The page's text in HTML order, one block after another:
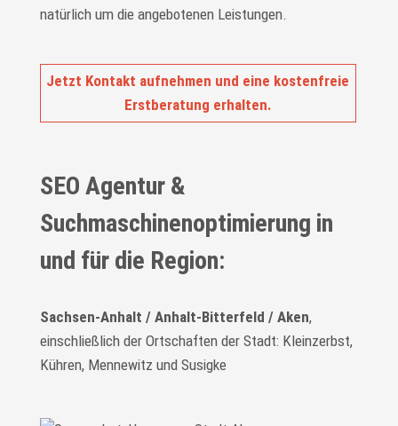
natürlich um die angebotenen Leistungen.
Jetzt Kontakt aufnehmen und eine kostenfreie
Erstberatung erhalten.
SEO Agentur &
Suchmaschinenoptimierung in
und für die Region:
Sachsen-Anhalt / Anhalt-Bitterfeld / Aken,
einschließlich der Ortschaften der Stadt: Kleinzerbst,
Kühren, Mennewitz und Susigke